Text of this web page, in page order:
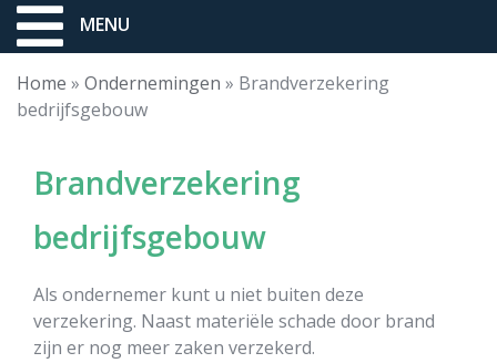
MENU
Home » Ondernemingen » Brandverzekering
bedrijfsgebouw
Brandverzekering
bedrijfsgebouw
Als ondernemer kunt u niet buiten deze
verzekering. Naast materiële schade door brand
zijn er nog meer zaken verzekerd.